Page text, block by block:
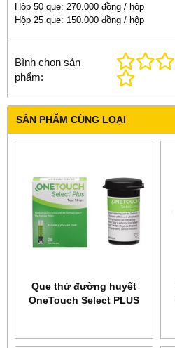
Hộp 50 que: 270.000 đồng / hộp
Hộp 25 que: 150.000 đồng / hộp
Bình chọn sản
phẩm:
SẢN PHẨM CÙNG LOẠI
Que thử đường huyết
OneTouch Select PLUS